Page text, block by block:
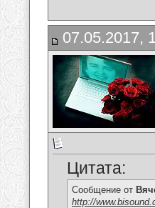
07.05.2017,
Цитата:
Сообщение от
http://